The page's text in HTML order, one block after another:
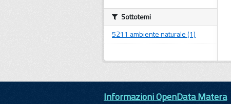
Sottotemi
5211 ambiente naturale (1)
Informazioni OpenData Matera